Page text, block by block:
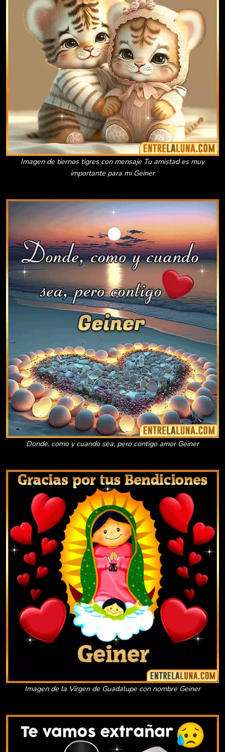
Imagen de tiernos tigres con mensaje Tu amistad es muy
importante para mi Geiner
Donde, como y cuando sea, pero contigo amor Geiner
Imagen de la Virgen de Guadalupe con nombre Geiner